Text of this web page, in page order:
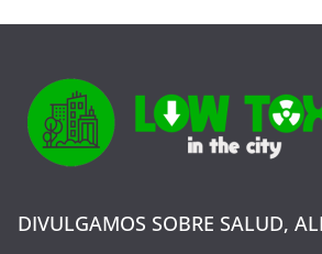
DIVULGAMOS SOBRE SALUD,